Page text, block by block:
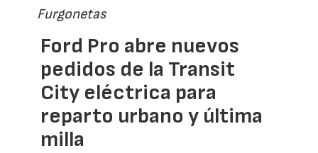
Furgonetas
Ford Pro abre nuevos
pedidos de la Transit
City eléctrica para
reparto urbano y última
milla